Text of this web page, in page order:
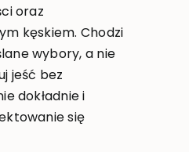
oraz
kęskiem. Chodzi
wybory, a nie
jeść bez
dokładnie i
się